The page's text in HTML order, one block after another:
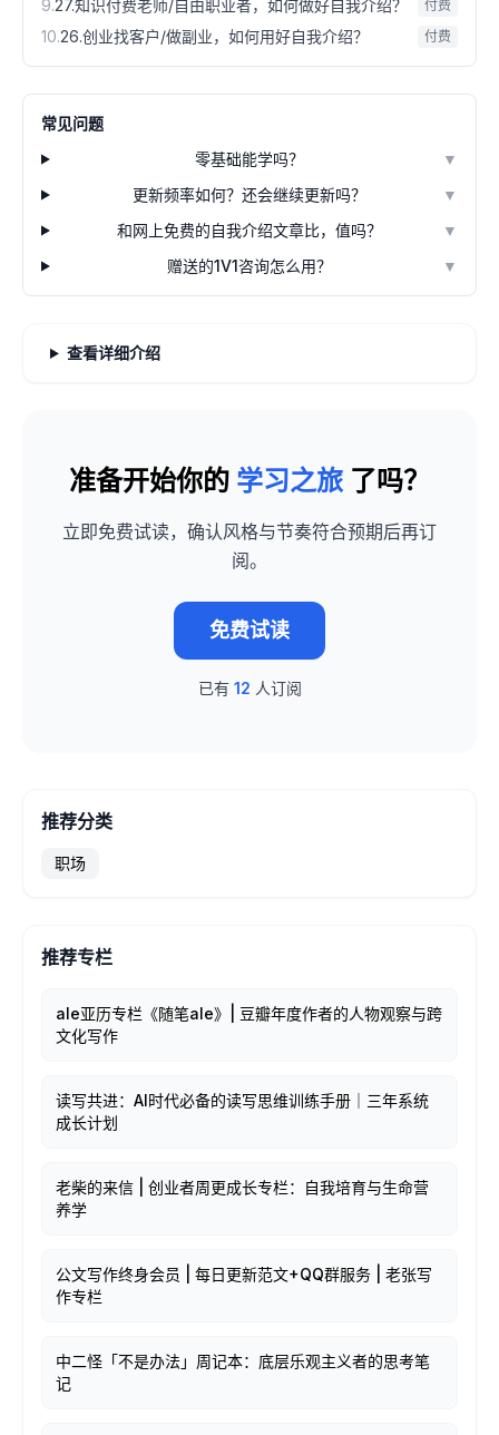
9.27.知识付费老师/自由职业者，如何做好自我介绍？ 付费
10.26.创业找客户/做副业，如何用好自我介绍？ 付费
常见问题
零基础能学吗？
▼
更新频率如何？还会继续更新吗？
▼
和网上免费的自我介绍文章比，值吗？
▼
赠送的1V1咨询怎么用？
▼
查看详细介绍
准备开始你的 学习之旅 了吗？
立即免费试读，确认风格与节奏符合预期后再订
阅。
免费试读
已有 12 人订阅
推荐分类
职场
推荐专栏
ale亚历专栏《随笔ale》| 豆瓣年度作者的人物观察与跨
文化写作
读写共进：AI时代必备的读写思维训练手册｜三年系统
成长计划
老柴的来信 | 创业者周更成长专栏：自我培育与生命营
养学
公文写作终身会员 | 每日更新范文+QQ群服务 | 老张写
作专栏
中二怪「不是办法」周记本：底层乐观主义者的思考笔
记